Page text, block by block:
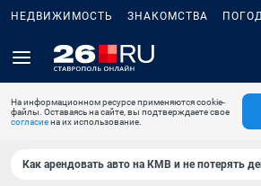
НЕДВИЖИМОСТЬ ЗНАКОМСТВА
На информационном ресурсе применяются cookie-
файлы. Оставаясь на сайте, вы подтверждаете свое
согласиена их использование.
Как арендовать авто на КМВ и не потерять